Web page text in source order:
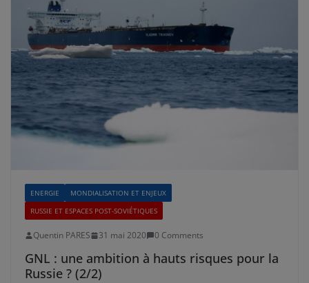
ENERGIE
MONDIALISATION ET ENJEUX
RUSSIE ET ESPACES POST-SOVIÉTIQUES
Quentin PARES 31 mai 2020 0 Comments
GNL : une ambition à hauts risques pour la
Russie ? (2/2)